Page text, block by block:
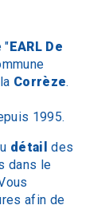
" EARL De
Corrèze.
1995.
détaildes
dans le
afin de